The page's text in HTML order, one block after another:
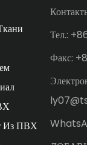
Из ПВХ
Тел.:
Факс: